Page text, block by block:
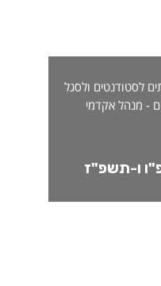
לסטודנטים ולסגל
- מנהל אקדמי
ו-תשפ"ז